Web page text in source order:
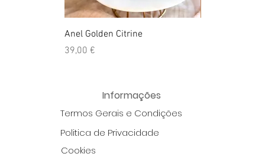
Anel Golden Citrine
Preço
39,00 €
Informações
Termos Gerais e Condições
Politica de Privacidade
Cookies